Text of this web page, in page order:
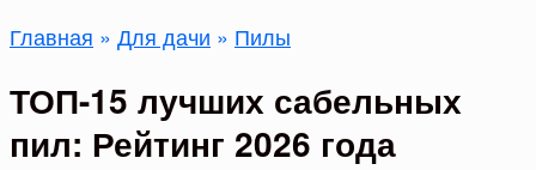
Главная » Для дачи » Пилы
ТОП-15 лучших сабельных
пил: Рейтинг 2026 года